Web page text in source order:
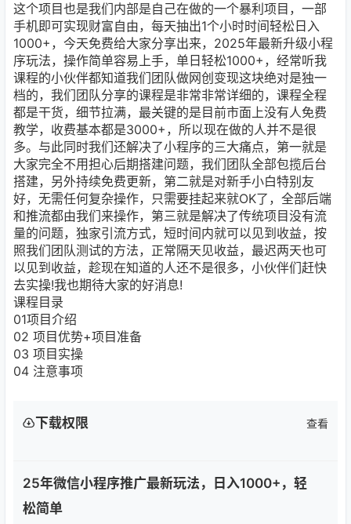
这个项目也是我们内部是自己在做的一个暴利项目，一部
手机即可实现财富自由，每天抽出1个小时时间轻松日入
1000+，今天免费给大家分享出来，2025年最新升级小程
序玩法，操作简单容易上手，单日轻松1000+，经常听我
课程的小伙伴都知道我们团队做网创变现这块绝对是独一
档的，我们团队分享的课程是非常非常详细的，课程全程
都是干货，细节拉满，最关键的是目前市面上没有人免费
教学，收费基本都是3000+，所以现在做的人并不是很
多。与此同时我们还解决了小程序的三大痛点，第一就是
大家完全不用担心后期搭建问题，我们团队全部包揽后台
搭建，另外持续免费更新，第二就是对新手小白特别友
好，无需任何复杂操作，只需要挂起来就OK了，全部后端
和推流都由我们来操作，第三就是解决了传统项目没有流
量的问题，独家引流方式，短时间内就可以见到收益，按
照我们团队测试的方法，正常隔天见收益，最迟两天也可
以见到收益，趁现在知道的人还不是很多，小伙伴们赶快
去实操!我也期待大家的好消息!
课程目录
01项目介绍
02 项目优势+项目准备
03 项目实操
04 注意事项
下载权限 查看
25年微信小程序推广最新玩法，日入1000+，轻
松简单